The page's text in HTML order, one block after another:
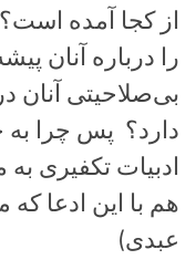
از کجا آمده
را درباره آنان
بی‌صلاحیتی آنان
دارد؟ پس چرا
ادبیات تکفیری به
هم با این ادعا
عبدی)